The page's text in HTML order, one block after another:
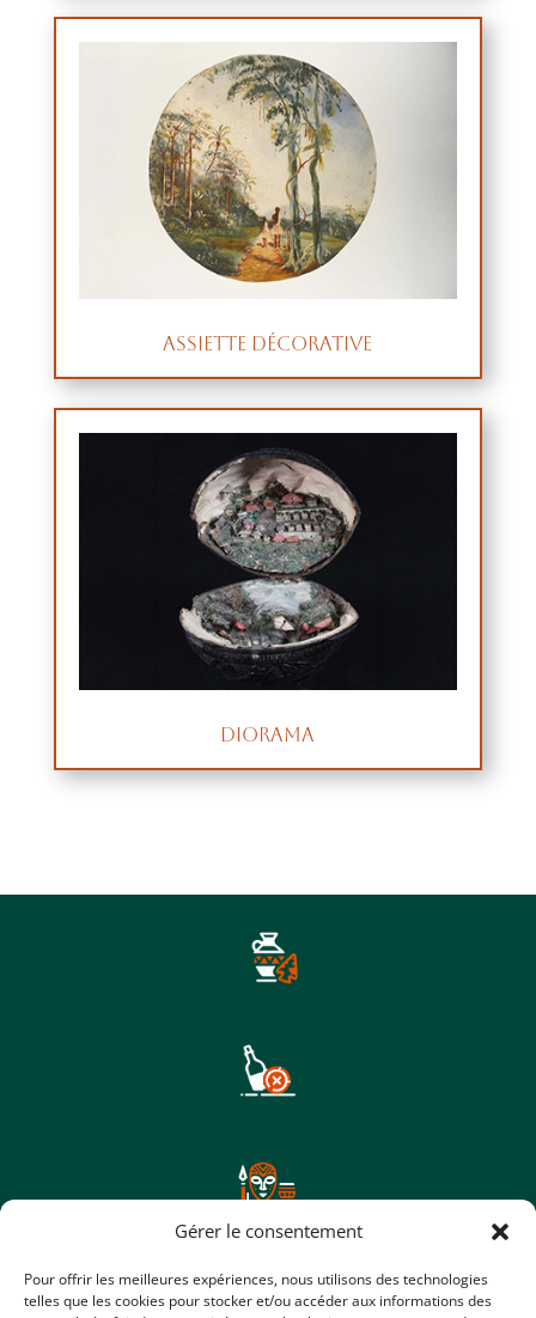
Gérer le consentement
Pour offrir les meilleures expériences, nous utilisons des technologies
telles que les cookies pour stocker et/ou accéder aux informations des
Assiette décorative
Diorama